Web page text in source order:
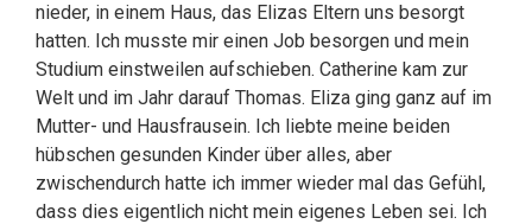
nieder, in einem Haus, das Elizas Eltern uns besorgt
hatten. Ich musste mir einen Job besorgen und mein
Studium einstweilen aufschieben. Catherine kam zur
Welt und im Jahr darauf Thomas. Eliza ging ganz auf im
Mutter- und Hausfrausein. Ich liebte meine beiden
hübschen gesunden Kinder über alles, aber
zwischendurch hatte ich immer wieder mal das Gefühl,
dass dies eigentlich nicht mein eigenes Leben sei. Ich